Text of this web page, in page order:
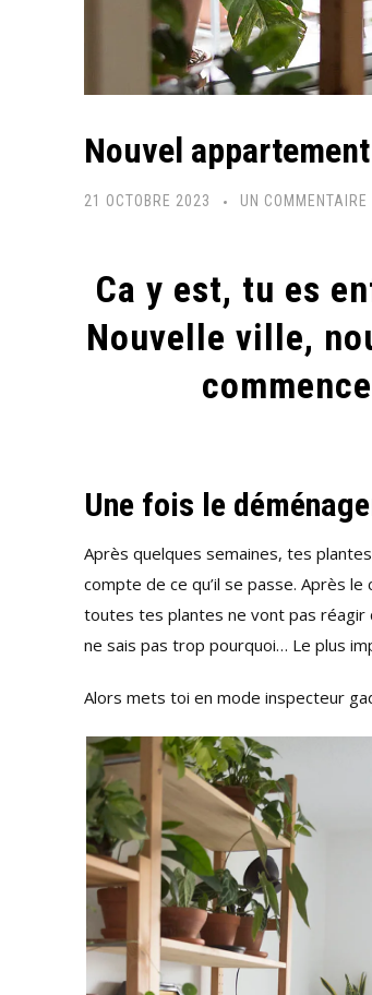
Nouvel
21 OCTOBRE 2023 UN COMMENTAIRE
:
Ca y est, tu es
Nouvelle ville,
Une fois le
Après quelques semaines, tes
compte de ce qu’il se passe. Après le
toutes tes plantes ne vont pas réagir
ne sais pas trop pourquoi… Le plus
Alors mets toi en mode inspecteur